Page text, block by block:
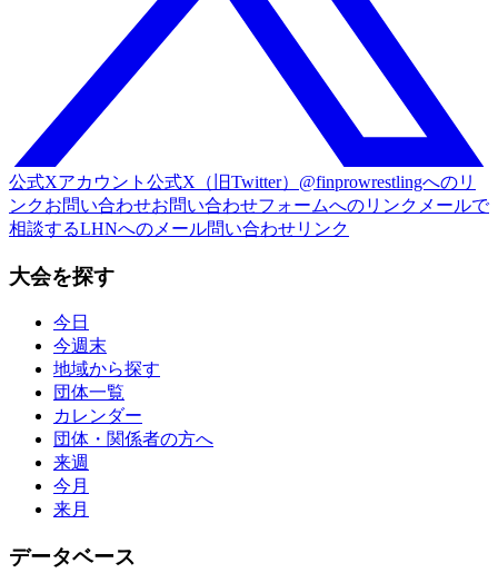
公式Xアカウント 公式X（旧Twitter）@finprowrestlingへのリ
ンクお問い合わせお問い合わせフォームへのリンク メールで
相談するLHNへのメール問い合わせリンク
大会を探す
今日
今週末
地域から探す
団体一覧
カレンダー
団体・関係者の方へ
来週
今月
来月
データベース